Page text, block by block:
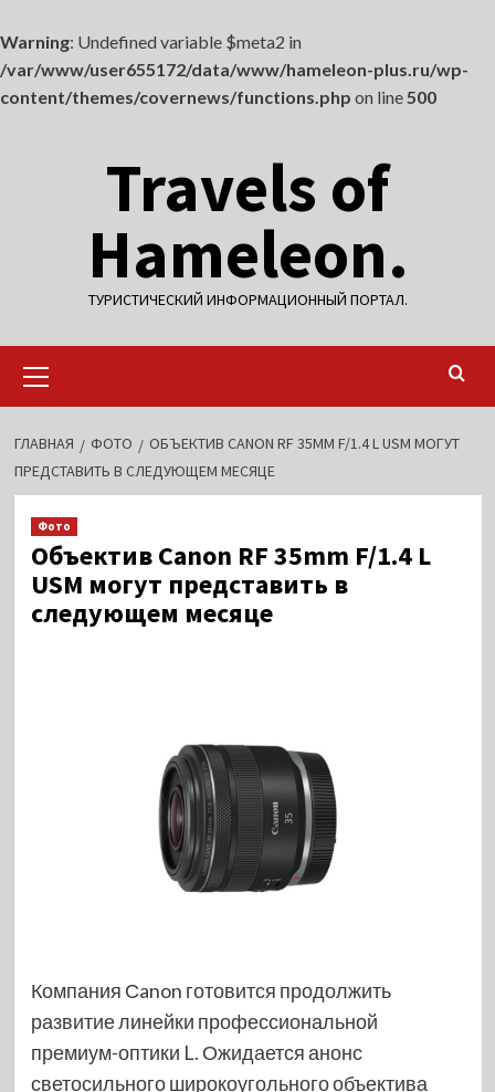
Warning: Undefined variable $meta2 in
/var/www/user655172/data/www/hameleon-plus.ru/wp-
content/themes/covernews/functions.php on line500
Travels of
Hameleon.
ТУРИСТИЧЕСКИЙ ИНФОРМАЦИОННЫЙ ПОРТАЛ.
меню
ГЛАВНАЯ ФОТО
ОБЪЕКТИВ CANON RF 35MM F/1.4 L USM МОГУТ
ПРЕДСТАВИТЬ В СЛЕДУЮЩЕМ МЕСЯЦЕ
Фото
Объектив Canon RF 35mm F/1.4 L
USM могут представить в
следующем месяце
Компания Сanon готовится продолжить
развитие линейки профессиональной
премиум-оптики L. Ожидается анонс
светосильного широкоугольного объектива